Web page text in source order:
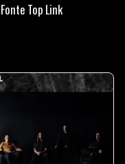
Fonte Top Link